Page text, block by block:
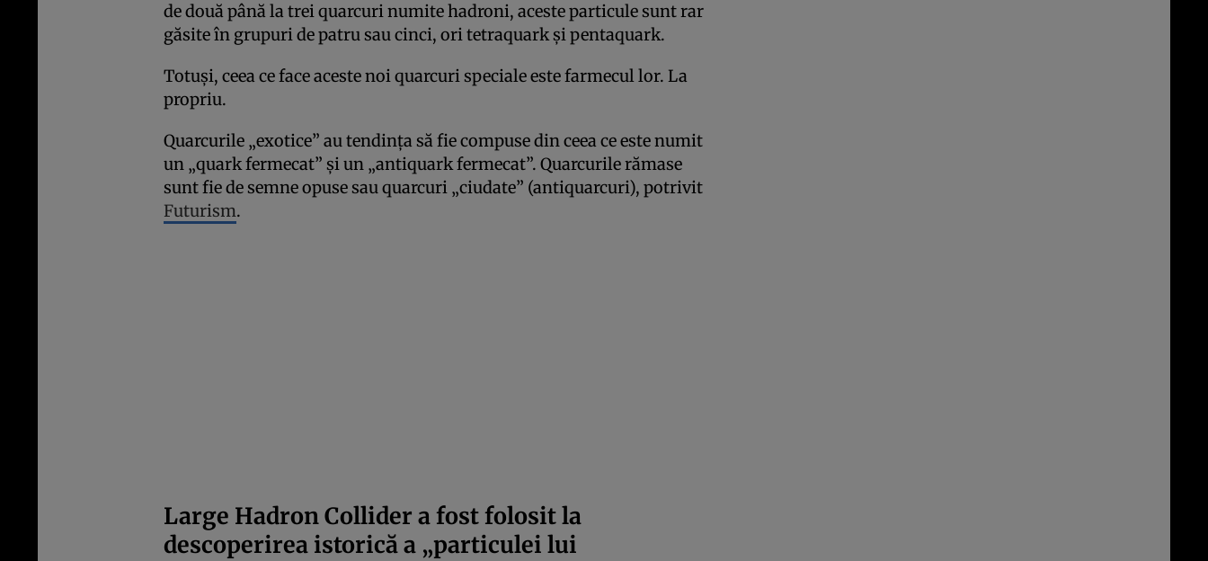
de două până la trei quarcuri numite hadroni, aceste particule sunt rar
găsite în grupuri de patru sau cinci, ori tetraquark și pentaquark.
Totuși, ceea ce face aceste noi quarcuri speciale este farmecul lor. La
propriu.
Quarcurile „exotice” au tendința să fie compuse din ceea ce este numit
un „quark fermecat” și un „antiquark fermecat”. Quarcurile rămase
sunt fie de semne opuse sau quarcuri „ciudate” (antiquarcuri), potrivit
Futurism.
Large Hadron Collider a fost folosit la
descoperirea istorică a „particulei lui